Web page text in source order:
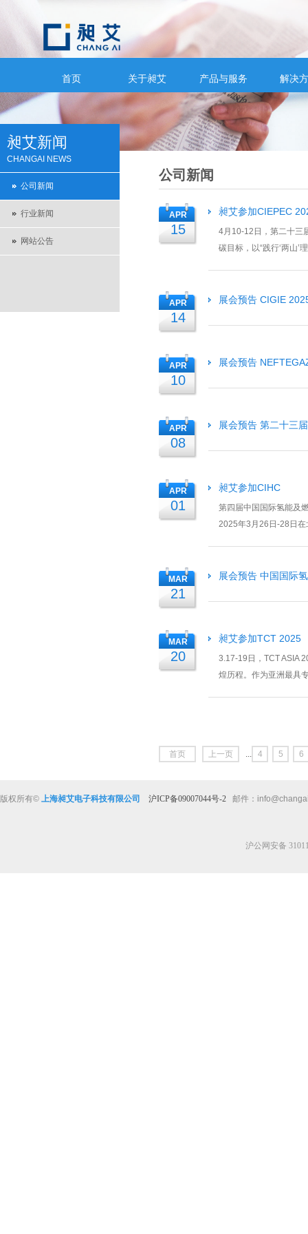
首页 关于昶艾 产品与服务 解决
昶艾新闻
CHANGAI NEWS
公司新闻
行业新闻
网站公告
公司新闻
APR
15
昶艾参加CIEPEC
4月10-12日，第二十三
碳目标，以“践行‘两山’
APR
14
展会预告 CIGIE
APR
10
展会预告
APR
08
展会预告 第二十三
APR
01
昶艾参加CIHC
第四届中国国际氢能及
2025年3月26日-28日在
MAR
21
展会预告 中国国际
MAR
20
昶艾参加TCT 2025
3.17-19日，TCT ASIA
煌历程。作为亚洲最具
首页 上一页 ... 4 5 6
版权所有© 上海昶艾电子科技有限公司 沪ICP备09007044号-2 邮件：
沪公网安备